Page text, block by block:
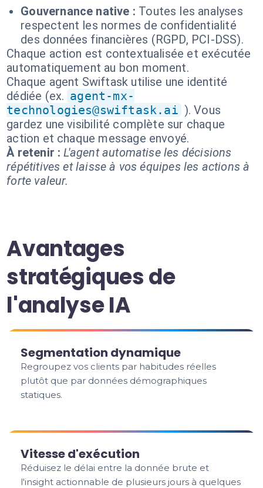
Gouvernance native : Toutes les analyses
respectent les normes de confidentialité
des données financières (RGPD, PCI-DSS).
Chaque action est contextualisée et exécutée
automatiquement au bon moment.
Chaque agent Swiftask utilise une identité
dédiée (ex. agent-mx-
technologies@swiftask.ai ). Vous
gardez une visibilité complète sur chaque
action et chaque message envoyé.
À retenir : L'agent automatise les décisions
répétitives et laisse à vos équipes les actions à
forte valeur.
Avantages
stratégiques de
l'analyse IA
Segmentation dynamique
Regroupez vos clients par habitudes réelles
plutôt que par données démographiques
statiques.
Vitesse d'exécution
Réduisez le délai entre la donnée brute et
l'insight actionnable de plusieurs jours à quelques